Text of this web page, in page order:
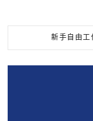
新手自由工